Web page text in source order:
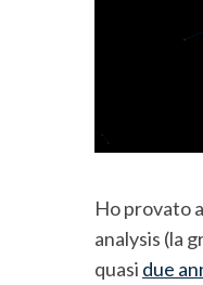
Ho provato
analysis (la
quasi due